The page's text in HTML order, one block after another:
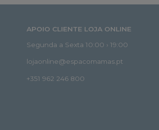
APOIO CLIENTE LOJA ONLINE
Segunda a Sexta 10:00 › 19:00
lojaonline@espacomamas.pt
+351 962 246 800